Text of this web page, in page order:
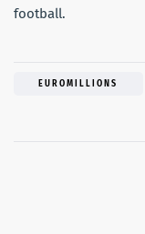
football.
EUROMILLIONS